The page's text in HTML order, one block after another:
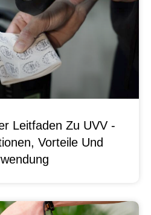
Leitfaden Zu UVV -
Vorteile Und